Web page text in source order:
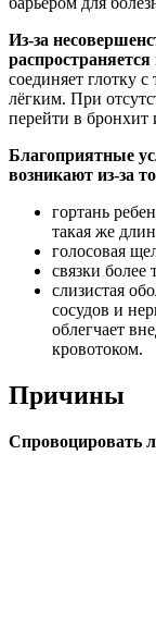
Из-за
соединяет глотку
лёгким. При
перейти в
Благоприятные
возникают из-за
гортань
такая же
голосовая
связки более
слизистая
сосудов и
облегчает
кровотоком.
Причины
Спровоцировать